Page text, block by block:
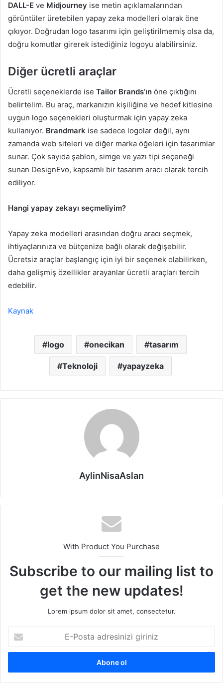
DALL-E ve Midjourney ise metin açıklamalarından
görüntüler üretebilen yapay zeka modelleri olarak öne
çıkıyor. Doğrudan logo tasarımı için geliştirilmemiş olsa da,
doğru komutlar girerek istediğiniz logoyu alabilirsiniz.
Diğer ücretli araçlar
Ücretli seçeneklerde ise Tailor Brands’ın öne çıktığını
belirtelim. Bu araç, markanızın kişiliğine ve hedef kitlesine
uygun logo seçenekleri oluşturmak için yapay zeka
kullanıyor. Brandmark ise sadece logolar değil, aynı
zamanda web siteleri ve diğer marka öğeleri için tasarımlar
sunar. Çok sayıda şablon, simge ve yazı tipi seçeneği
sunan DesignEvo, kapsamlı bir tasarım aracı olarak tercih
ediliyor.
Hangi yapay zekayı seçmeliyim?
Yapay zeka modelleri arasından doğru aracı seçmek,
ihtiyaçlarınıza ve bütçenize bağlı olarak değişebilir.
Ücretsiz araçlar başlangıç ​​için iyi bir seçenek olabilirken,
daha gelişmiş özellikler arayanlar ücretli araçları tercih
edebilir.
Kaynak
logo onecikan tasarım
Teknoloji yapayzeka
AylinNisaAslan
With Product You Purchase
Subscribe to our mailing list to
get the new updates!
Lorem ipsum dolor sit amet, consectetur.
Posta
adresinizi